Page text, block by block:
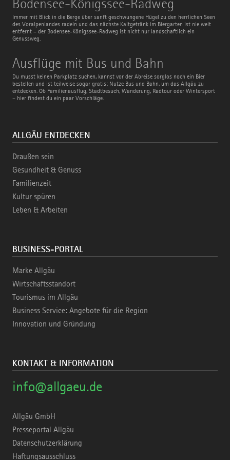
Bodensee-Königssee-Radweg
Immer mit Blick in die Berge über sanft geschwungene Hügel zu den herrlichen Seen
des Voralpenlandes radeln und das nächste Kaltgetränk im Biergarten ist nie weit
entfernt – der Bodensee-Königssee-Radweg ist nicht nur landschaftlich ein
Genussweg.
Königssee-
Radweg
Ausflüge mit Bus und Bahn
Du musst keinen Parkplatz suchen, kannst vor der Abreise sorglos noch ein Bier
bestellen und ist teilweise sogar gratis: Nutze Bus und Bahn, um das Allgäu zu
entdecken. Ob Familienausflug, Stadtbesuch, Wanderung, Radtour oder Wintersport
– hier findest du ein paar Vorschläge.
Ausflüge
mit
Bus
und
Bahn
ALLGÄU ENTDECKEN
Draußen sein
Gesundheit & Genuss
Familienzeit
Kultur spüren
Leben & Arbeiten
BUSINESS-PORTAL
Marke Allgäu
Wirtschaftsstandort
Tourismus im Allgäu
Business Service: Angebote für die Region
Innovation und Gründung
KONTAKT & INFORMATION
info@allgaeu.de
Allgäu GmbH
Presseportal Allgäu
Datenschutzerklärung
Haftungsausschluss